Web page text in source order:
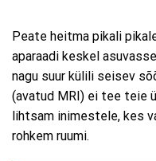
Peate heitma pikali
aparaadi keskel
nagu suur külili seisev
(avatud MRI) ei tee teie
lihtsam inimestele, kes
rohkem ruumi.